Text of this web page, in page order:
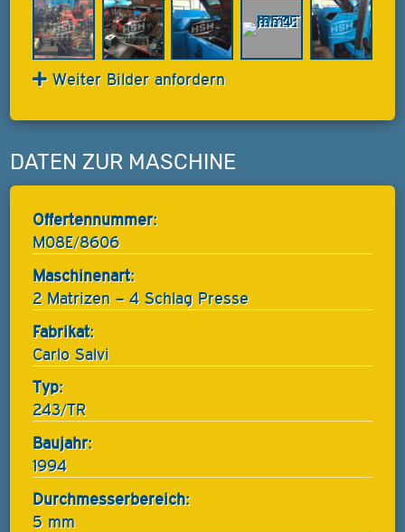
Weiter Bilder anfordern
DATEN ZUR MASCHINE
Offertennummer:
M08E/8606
Maschinenart:
2 Matrizen – 4 Schlag Presse
Fabrikat:
Carlo Salvi
Typ:
243/TR
Baujahr:
1994
Durchmesserbereich:
5 mm